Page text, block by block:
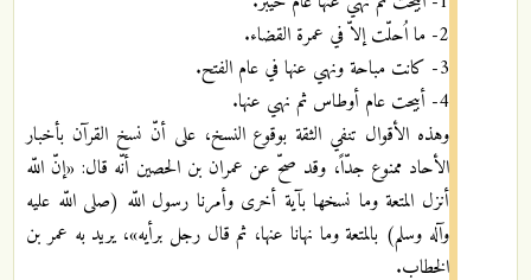
2- ما اُحلّت إلاّ في عمرة القضاء.
3- كانت مباحة ونهي عنها في عام الفتح.
4- أبيحت عام أوطاس ثم نهي عنها.
وهذه الأقوال تنفي الثقة بوقوع النسخ، على أنّ نسخ القرآن بأخبار
الأحاد ممنوع جدّاً، وقد صحّ عن عمران بن الحصين أنّه قال: «إنّ اللّه
أنزل المتعة وما نسخها بآية أخرى وأمرنا رسول اللّه (صلى اللّه عليه
وآله وسلم) بالمتعة وما نهانا عنها، ثم قال رجل برأيه»، يريد به عمر بن
الخطاب.